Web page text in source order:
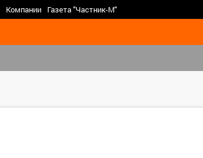
Компании Газета "Частник-М"
>